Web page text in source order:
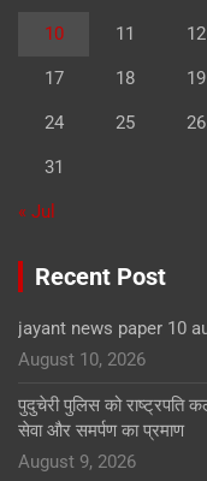
10 11 12
17 18 19
24 25 26
31
« Jul
Recent Post
jayant news paper 10
August 10, 2026
पुदुचेरी पुलिस को राष्ट्रपति
सेवा और समर्पण का प्रमाण
August 9, 2026